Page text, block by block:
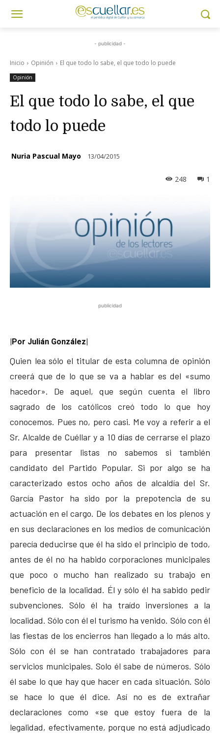
- publicidad -
Inicio Opinión El que todo lo sabe, el que todo lo puede
Opinión
El que todo lo sabe, el que
todo lo puede
Nuria Pascual Mayo 13/04/2015
1
248
publicidad
|Por Julián González|
Quien lea sólo el titular de esta columna de opinión
creerá que de lo que se va a hablar es del «sumo
hacedor». De aquel, que según cuenta el libro
sagrado de los católicos creó todo lo que hoy
conocemos. Pues no, pero casi. Me voy a referir a el
Sr. Alcalde de Cuéllar y a 10 días de cerrarse el plazo
para presentar listas no sabemos si también
candidato del Partido Popular. Si por algo se ha
caracterizado estos ocho años de alcaldía del Sr.
García Pastor ha sido por la prepotencia de su
actuación en el cargo. De los debates en los plenos y
en sus declaraciones en los medios de comunicación
parecía deducirse que él ha sido el principio de todo,
antes de él no ha habido corporaciones municipales
que poco o mucho han realizado su trabajo en
beneficio de la localidad. Él y sólo él ha sabido pedir
subvenciones. Sólo él ha traído inversiones a la
localidad. Sólo con él el turismo ha venido. Sólo con él
las fiestas de los encierros han llegado a lo más alto.
Sólo con él se han contratado trabajadores para
servicios municipales. Solo él sabe de números. Sólo
él sabe lo que hay que hacer en cada situación. Sólo
se hace lo que él dice. Así no es de extrañar
declaraciones como «se que estoy fuera de la
legalidad, efectivamente, porque no está adjudicado